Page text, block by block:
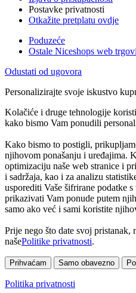
Postavke privatnosti
Otkažite pretplatu ovdje
Poduzeće
Ostale Niceshops web
Odustati od ugovora
Personalizirajte svoje iskustvo
Kolačiće i druge tehnologije
kako bismo Vam ponudili
Kako bismo to postigli,
njihovom ponašanju i uređajima.
optimizaciju naše web stranice i
i sadržaja, kao i za analizu
usporediti Vaše šifrirane podatke
prikazivati Vam ponude putem
samo ako već i sami koristite
Prije nego što date svoj
našePolitike privatnosti.
Prihvaćam Samo obavezno
Politika privatnosti